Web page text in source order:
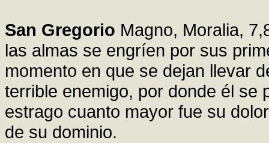
San Gregorio Magno, Moralia,
las almas se engríen por sus
momento en que se dejan llevar
terrible enemigo, por donde él se
estrago cuanto mayor fue su
de su dominio.